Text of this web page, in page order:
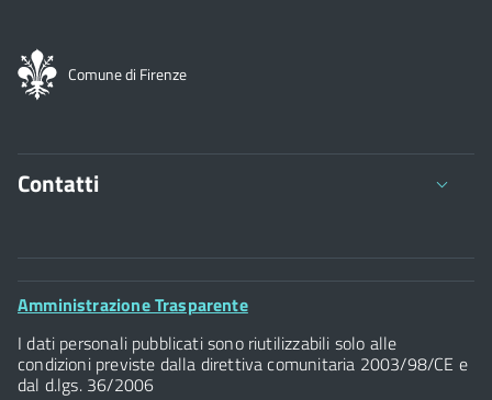
Comune di Firenze
Contatti
Comune di Firenze
Palazzo Vecchio
Piazza della Signoria - 50122, Firenze
P.IVA 01307110484
Footer
Amministrazione Trasparente
I dati personali pubblicati sono riutilizzabili solo alle
condizioni previste dalla direttiva comunitaria 2003/98/CE e
dal d.lgs. 36/2006